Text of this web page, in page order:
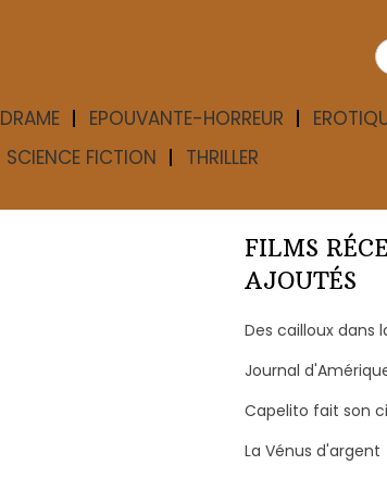
DRAME EPOUVANTE-HORREUR
SCIENCE FICTION THRILLER
FILMS
AJOUTÉS
Des cailloux dans
Journal
Capelito fait son
La Vénus d'argent